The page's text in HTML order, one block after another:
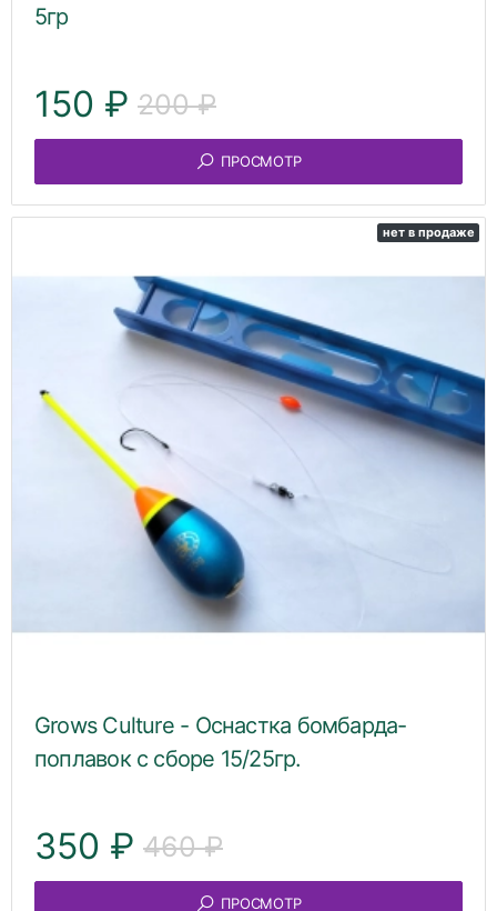
5гр
150 ₽ 200 ₽
ПРОСМОТР
нет в продаже
Grows Culture - Оснастка бомбарда-
поплавок с сборе 15/25гр.
350 ₽ 460 ₽
ПРОСМОТР